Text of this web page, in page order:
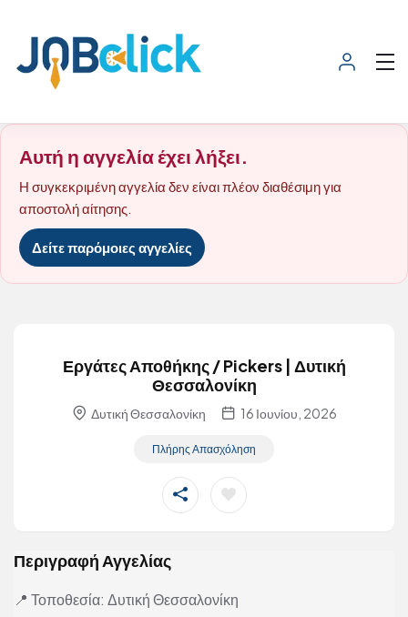
Αυτή η αγγελία έχει λήξει.
Η συγκεκριμένη αγγελία δεν είναι πλέον διαθέσιμη για
αποστολή αίτησης.
Δείτε παρόμοιες αγγελίες
Εργάτες Αποθήκης / Pickers | Δυτική
Θεσσαλονίκη
Δυτική Θεσσαλονίκη 16 Ιουνίου, 2026
Πλήρης Απασχόληση
Περιγραφή Αγγελίας
📍 Τοποθεσία: Δυτική Θεσσαλονίκη